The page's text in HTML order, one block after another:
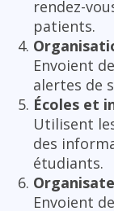
rendez-
patients.
Envoient
alertes de
Écoles et
Utilisent
des
étudiants.
Envoient